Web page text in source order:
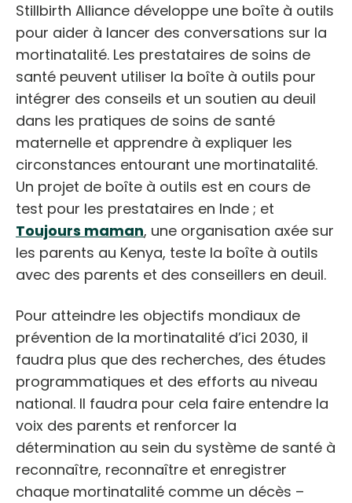
Stillbirth Alliance développe une boîte à outils
pour aider à lancer des conversations sur la
mortinatalité. Les prestataires de soins de
santé peuvent utiliser la boîte à outils pour
intégrer des conseils et un soutien au deuil
dans les pratiques de soins de santé
maternelle et apprendre à expliquer les
circonstances entourant une mortinatalité.
Un projet de boîte à outils est en cours de
test pour les prestataires en Inde ; et
Toujours maman, une organisation axée sur
les parents au Kenya, teste la boîte à outils
avec des parents et des conseillers en deuil.
Pour atteindre les objectifs mondiaux de
prévention de la mortinatalité d’ici 2030, il
faudra plus que des recherches, des études
programmatiques et des efforts au niveau
national. Il faudra pour cela faire entendre la
voix des parents et renforcer la
détermination au sein du système de santé à
reconnaître, reconnaître et enregistrer
chaque mortinatalité comme un décès –